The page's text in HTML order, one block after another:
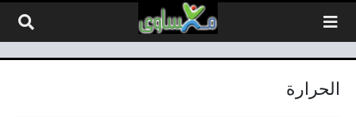
الحرارة